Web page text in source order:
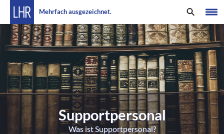
Mehrfach ausgezeichnet.
Supportpersonal
Was ist Supportpersonal?